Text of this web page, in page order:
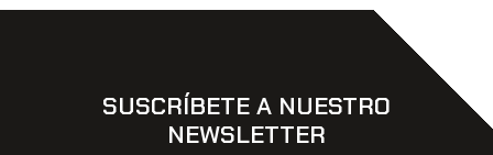
SUSCRÍBETE A NUESTRO
NEWSLETTER